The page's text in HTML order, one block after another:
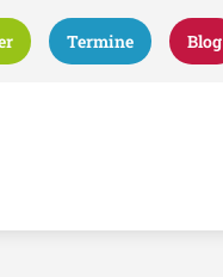
Termine Blog